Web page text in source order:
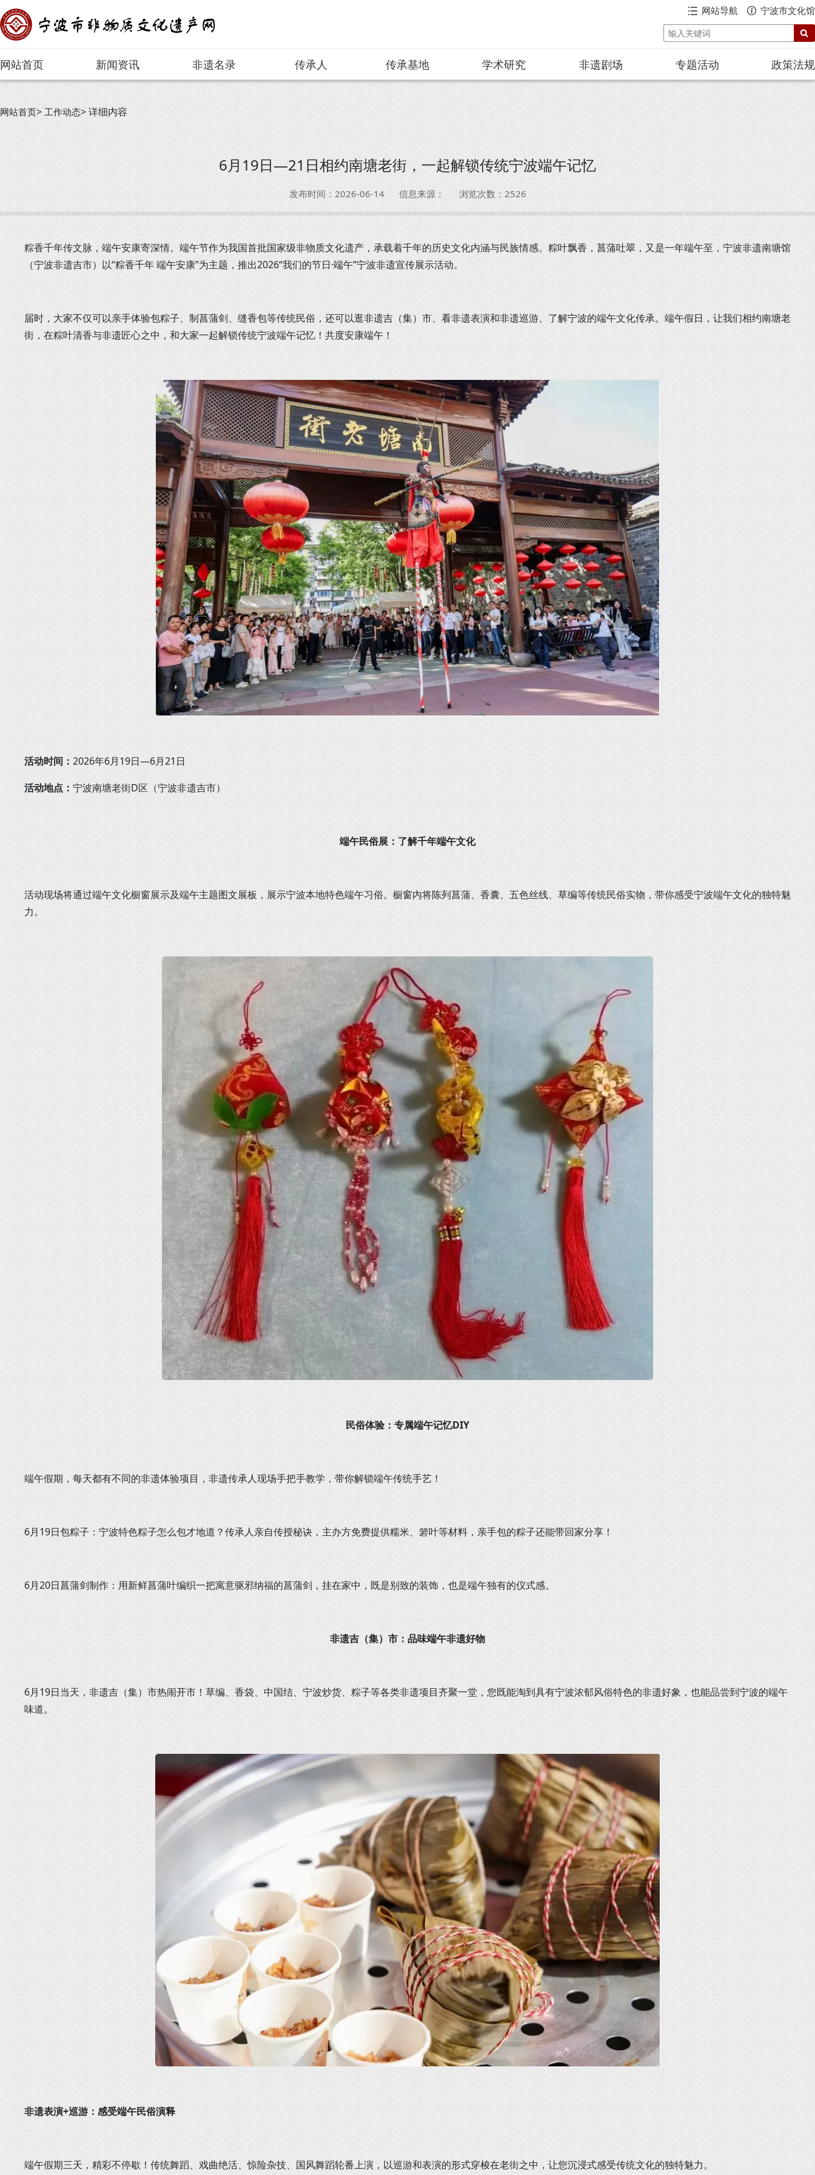
宁波市文化馆
网站导航
网站首页 新闻资讯 非遗名录 传承人 传承基地 学术研究 非遗剧场 专题活动 政策法规
网站首页 工作动态 详细内容
6月19日—21日相约南塘老街，一起解锁传统宁波端午记忆
发布时间：2026-06-14 信息来源： 浏览次数：2526
粽香千年传文脉，端午安康寄深情。端午节作为我国首批国家级非物质文化遗产，承载着千年的历史文化内涵与民族情感。粽叶飘香，菖蒲吐翠，又是一年端午至，宁波非遗南塘馆
（宁波非遗吉市）以“粽香千年 端午安康”为主题，推出2026“我们的节日·端午”宁波非遗宣传展示活动。
届时，大家不仅可以亲手体验包粽子、制菖蒲剑、缝香包等传统民俗，还可以逛非遗吉（集）市、看非遗表演和非遗巡游、了解宁波的端午文化传承。端午假日，让我们相约南塘老
街，在粽叶清香与非遗匠心之中，和大家一起解锁传统宁波端午记忆！共度安康端午！
活动时间： 2026年6月19日—6月21日
活动地点： 宁波南塘老街D区（宁波非遗吉市）
端午民俗展：了解千年端午文化
活动现场将通过端午文化橱窗展示及端午主题图文展板，展示宁波本地特色端午习俗。橱窗内将陈列菖蒲、香囊、五色丝线、草编等传统民俗实物，带你感受宁波端午文化的独特魅
力。
民俗体验：专属端午记忆DIY
端午假期，每天都有不同的非遗体验项目，非遗传承人现场手把手教学，带你解锁端午传统手艺！
6月19日包粽子：宁波特色粽子怎么包才地道？传承人亲自传授秘诀，主办方免费提供糯米、箬叶等材料，亲手包的粽子还能带回家分享！
6月20日菖蒲剑制作：用新鲜菖蒲叶编织一把寓意驱邪纳福的菖蒲剑，挂在家中，既是别致的装饰，也是端午独有的仪式感。
非遗吉（集）市：品味端午非遗好物
6月19日当天，非遗吉（集）市热闹开市！草编、香袋、中国结、宁波炒货、粽子等各类非遗项目齐聚一堂，您既能淘到具有宁波浓郁风俗特色的非遗好象，也能品尝到宁波的端午
味道。
非遗表演+巡游：感受端午民俗演释
端午假期三天，精彩不停歇！传统舞蹈、戏曲绝活、惊险杂技、国风舞蹈轮番上演，以巡游和表演的形式穿梭在老街之中，让您沉浸式感受传统文化的独特魅力。